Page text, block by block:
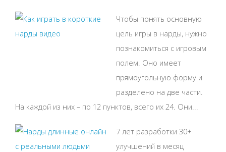
Чтобы понять основную
цель игры в нарды, нужно
познакомиться с игровым
полем. Оно имеет
прямоугольную форму и
разделено на две части.
На каждой из них – по 12 пунктов, всего их 24. Они...
7 лет разработки 30+
улучшений в месяц